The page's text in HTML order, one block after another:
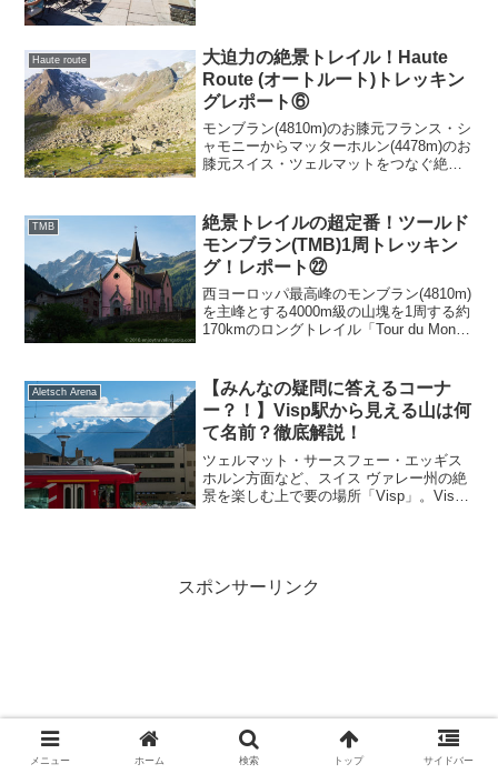
Haute route
大迫力の絶景トレイル！Haute
Route (オートルート)トレッキン
グレポート⑥
モンブラン(4810m)のお膝元フランス・シ
ャモニーからマッターホルン(4478m)のお
膝元スイス・ツェルマットをつなぐ絶景
routeのトレッキング3日目前編のレポー
トを行います。
TMB
絶景トレイルの超定番！ツールド
モンブラン(TMB)1周トレッキン
グ！レポート㉒
西ヨーロッパ最高峰のモンブラン(4810m)
を主峰とする4000m級の山塊を1周する約
170kmのロングトレイル「Tour du Mont
周のトレッキングを行いました。10日目
前半のレポートです。
Aletsch Arena
【みんなの疑問に答えるコーナ
ー？！】Visp駅から見える山は何
て名前？徹底解説！
ツェルマット・サースフェー・エッギス
ホルン方面など、スイス ヴァレー州の絶
景を楽しむ上で要の場所「Visp」。Visp
スポンサーリンク
メニュー ホーム 検索 トップ サイドバー